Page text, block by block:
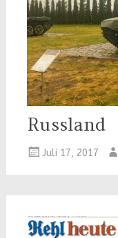
Russland
Juli 17, 2017